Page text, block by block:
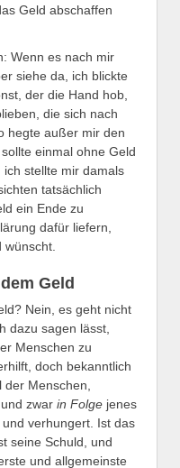
Geld abschaffen
Wenn es nach mir
siehe da, ich blickte
der die Hand hob,
die sich nach
hegte außer mir den
einmal ohne Geld
stellte mir damals
tatsächlich
ein Ende zu
dafür liefern,
Geld
Nein, es geht nicht
dazu sagen lässt,
Menschen zu
doch bekanntlich
Menschen,
zwar in Folge jenes
verhungert. Ist das
seine Schuld, und
und allgemeinste